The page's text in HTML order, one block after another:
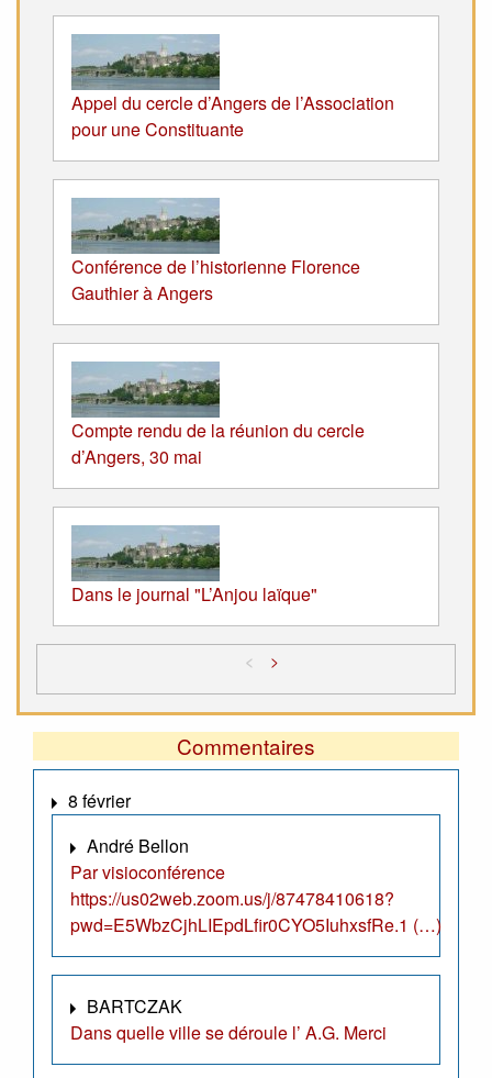
Appel du cercle d’Angers de l’Association
pour une Constituante
Conférence de l’historienne Florence
Gauthier à Angers
Compte rendu de la réunion du cercle
d’Angers, 30 mai
Dans le journal "L’Anjou laïque"
< >
Commentaires
8 février
André Bellon
Par visioconférence
https://us02web.zoom.us/j/87478410618?
pwd=E5WbzCjhLIEpdLfir0CYO5IuhxsfRe.1 (…)
BARTCZAK
Dans quelle ville se déroule l’ A.G. Merci